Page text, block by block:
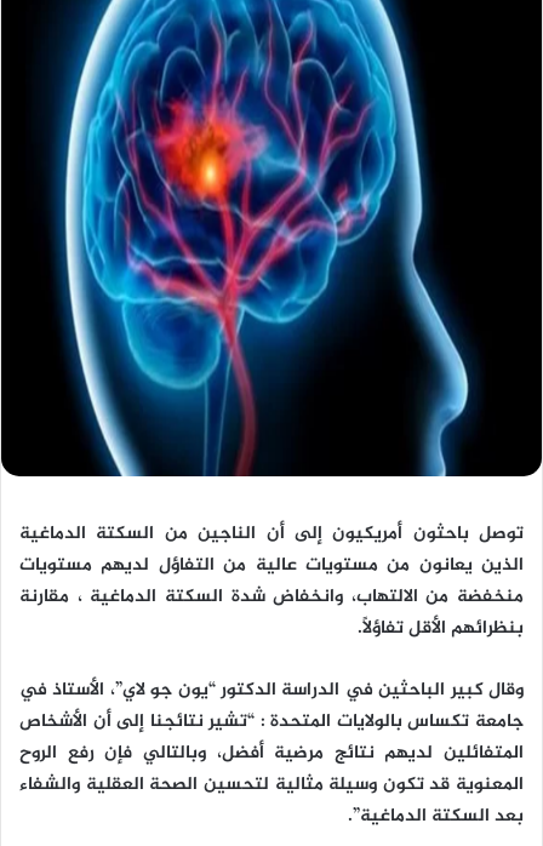
توصل باحثون أمريكيون إلى أن الناجين من السكتة الدماغية
الذين يعانون من مستويات عالية من التفاؤل لديهم مستويات
منخفضة من الالتهاب، وانخفاض شدة السكتة الدماغية ، مقارنة
بنظرائهم الأقل تفاؤلًا.
وقال كبير الباحثين في الدراسة الدكتور “يون جو لاي”، الأستاذ في
جامعة تكساس بالولايات المتحدة : “تشير نتائجنا إلى أن الأشخاص
المتفائلين لديهم نتائج مرضية أفضل، وبالتالي فإن رفع الروح
المعنوية قد تكون وسيلة مثالية لتحسين الصحة العقلية والشفاء
بعد السكتة الدماغية”.